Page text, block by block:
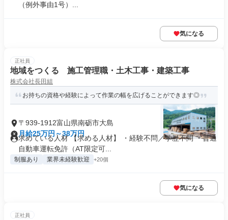
（例外事由1号）...
気になる
正社員
地域をつくる 施工管理職・土木工事・建築工事
株式会社長田組
お持ちの資格や経験によって作業の幅を広げることができます◎
〒939-1912富山県南砺市大島
月給25万円～38万円
求めている人材 【求める人材】 ・経験不問／学歴不問 ・普通
自動車運転免許（AT限定可...
制服あり 業界未経験歓迎 +20個
気になる
正社員